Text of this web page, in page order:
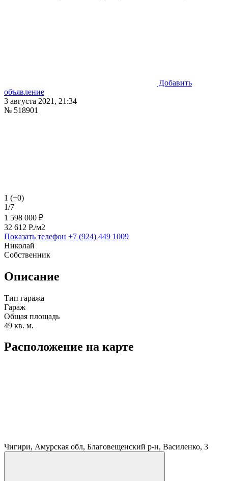
Добавить
объявление
3 августа 2021, 21:34
№ 518901
1 (+0)
1/7
1 598 000 ₽
32 612 P./м2
Показать телефон +7 (924) 449 1009
Николай
Собственник
Описание
Тип гаража
Гараж
Общая площадь
49 кв. м.
Расположение на карте
Чигири, Амурская обл, Благовещенский р-н, Василенко, 3